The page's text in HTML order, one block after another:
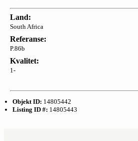
Land:
South Africa
Referanse:
P.86b
Kvalitet:
1-
Objekt ID: 14805442
Listing ID #: 14805443